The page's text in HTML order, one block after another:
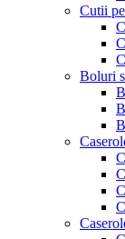
Cutii
Boluri